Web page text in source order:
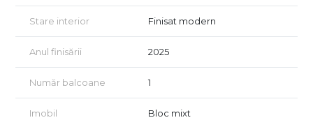
Stare interior Finisat modern
Anul finisării 2025
Număr balcoane 1
Imobil Bloc mixt